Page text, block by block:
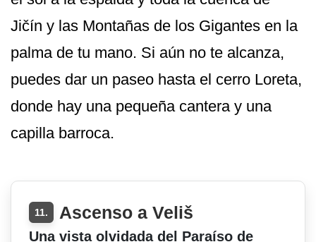
Jičín y las Montañas de los Gigantes en la
palma de tu mano. Si aún no te alcanza,
puedes dar un paseo hasta el cerro Loreta,
donde hay una pequeña cantera y una
capilla barroca.
11. Ascenso a Veliš
Una vista olvidada del Paraíso de